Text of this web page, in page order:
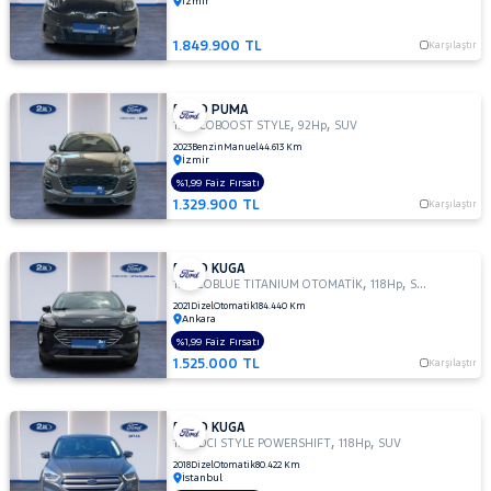
MOTORSIKLET
NISSAN
OPEL
RENAULT
SEAT
SKODA
SSANGYONG
TESLA
TOGG
TOYOTA
TRAKTÖR
VOLKSWAGEN
VOLVO
1.849.900 TL Karşılaştır
FORD PUMA
1.0 ECOBOOST STYLE,92Hp, SUV
2023Benzin Manuel44.613 Km
İzmir
1.329.900 TL Karşılaştır
%1,99 Faiz Fırsatı
FORD KUGA
1.5 ECOBLUE TITANIUM OTOMATİK,118Hp, SUV
2021 DizelOtomatik184.440 Km
Ankara
1.525.000 TL Karşılaştır
%1,99 Faiz Fırsatı
FORD KUGA
1.5 TDCI STYLE POWERSHIFT,118Hp, SUV
2018DizelOtomatik80.422 Km
İstanbul